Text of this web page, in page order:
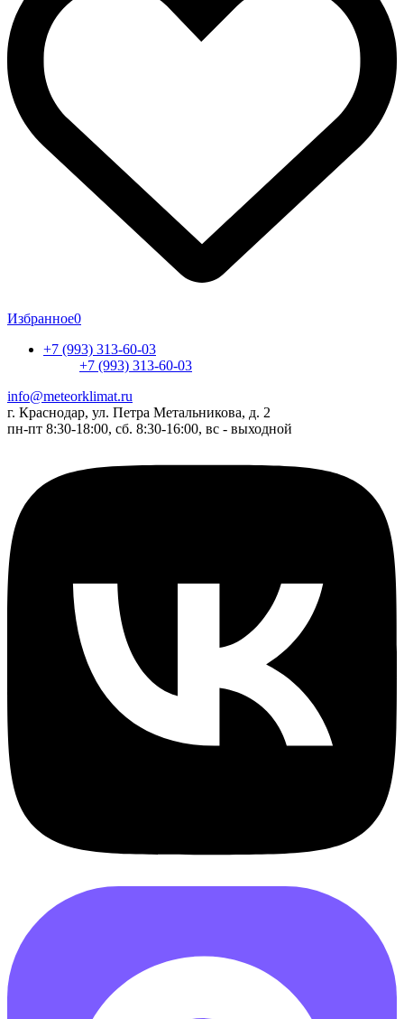
Избранное0
+7 (993) 313-60-03
+7 (993) 313-60-03
info@meteorklimat.ru
г. Краснодар, ул. Петра Метальникова, д. 2
пн-пт 8:30-18:00, сб. 8:30-16:00, вс - выходной